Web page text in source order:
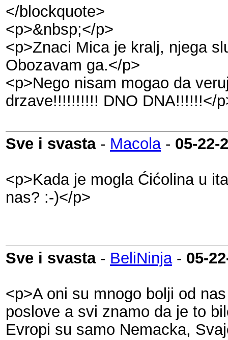
</blockquote>
<p>&nbsp;</p>
<p>Znaci Mica je kralj, njega
Obozavam ga.</p>
<p>Nego nisam mogao da
drzave!!!!!!!!!! DNO DNA!!!!!!</
Sve i svasta- Macola- 05-22-
<p>Kada je mogla Ćićolina u
nas? :-)</p>
Sve i svasta- BeliNinja- 05-
<p>A oni su mnogo bolji od
poslove a svi znamo da je to
Evropi su samo Nemacka,